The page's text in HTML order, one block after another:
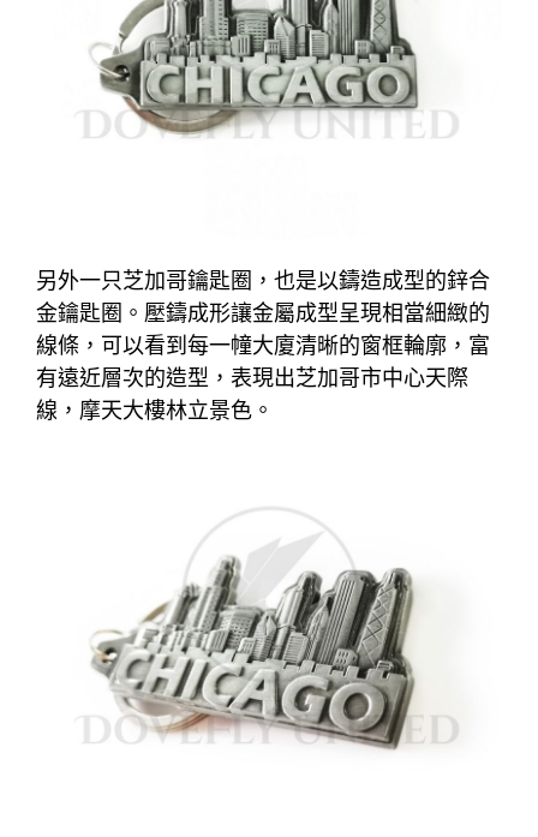
另外一只芝加哥鑰匙圈，也是以鑄造成型的鋅合
金鑰匙圈。壓鑄成形讓金屬成型呈現相當細緻的
線條，可以看到每一幢大廈清晰的窗框輪廓，富
有遠近層次的造型，表現出芝加哥市中心天際
線，摩天大樓林立景色。